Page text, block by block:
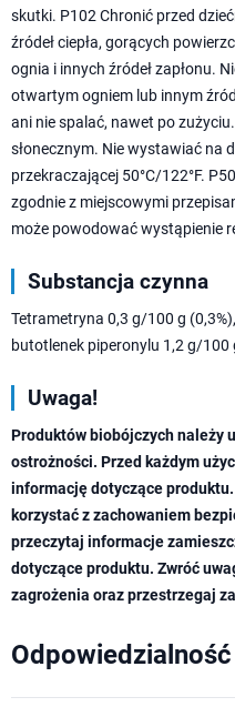
skutki. P102 Chronić przed
źródeł ciepła, gorących
ognia i innych źródeł zapłonu.
otwartym ogniem lub innym
ani nie spalać, nawet po
słonecznym. Nie wystawiać na
przekraczającej 50°C/122°F.
zgodnie z miejscowymi
może powodować wystąpienie
Substancja czynna
Tetrametryna 0,3 g/100 g
butotlenek piperonylu 1,2 g/100
Uwaga!
Produktów biobójczych należy
ostrożności. Przed każdym
informację dotyczące
korzystać z zachowaniem
przeczytaj informacje
dotyczące produktu. Zwróć
zagrożenia oraz przestrzegaj